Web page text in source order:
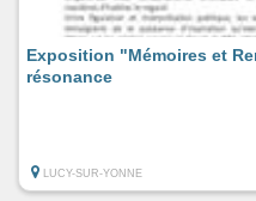
Exposition "Mémoires et
résonance
LUCY-SUR-YONNE